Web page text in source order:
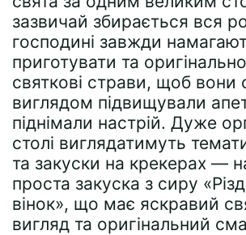
зазвичай збирається вся
господині завжди
приготувати та
святкові страви, щоб вони
виглядом підвищували
піднімали настрій. Дуже
столі виглядатимуть
та закуски на крекерах —
проста закуска з сиру
вінок», що має яскравий
вигляд та оригінальний